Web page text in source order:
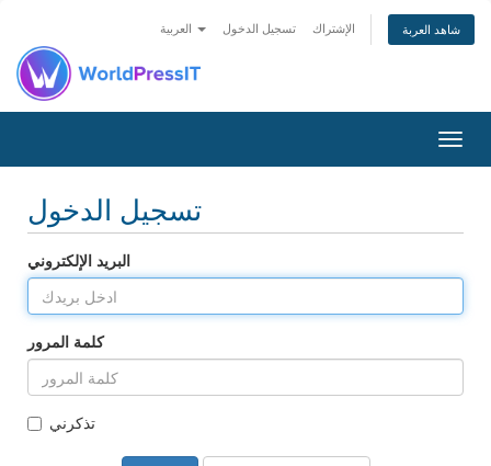
تسجيل الدخول الإشتراك شاهد العربة
تسجيل الدخول
البريد الإلكتروني
كلمة المرور
تذكرني